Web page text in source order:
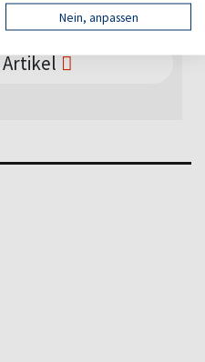
ArtikelNein, anpassen